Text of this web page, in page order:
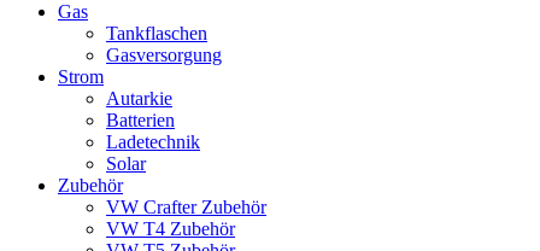
Gas
Tankflaschen
Gasversorgung
Strom
Autarkie
Batterien
Ladetechnik
Solar
Zubehör
VW Crafter Zubehör
VW T4 Zubehör